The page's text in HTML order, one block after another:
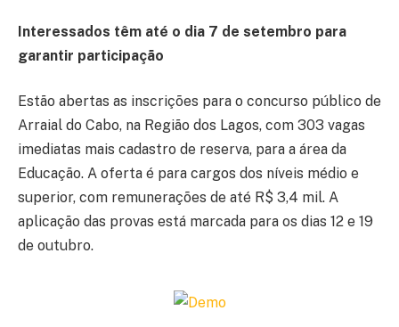
Interessados têm até o dia 7 de setembro para
garantir participação
Estão abertas as inscrições para o concurso público de
Arraial do Cabo, na Região dos Lagos, com 303 vagas
imediatas mais cadastro de reserva, para a área da
Educação. A oferta é para cargos dos níveis médio e
superior, com remunerações de até R$ 3,4 mil. A
aplicação das provas está marcada para os dias 12 e 19
de outubro.